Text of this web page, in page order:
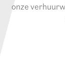
onze